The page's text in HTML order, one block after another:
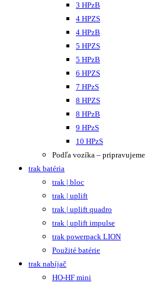
3 HPzB
4 HPZS
4 HPzB
5 HPZS
5 HPzB
6 HPZS
7 HPzS
8 HPZS
8 HPzB
9 HPzS
10 HPzS
Podľa vozíka – pripravujeme
trak batéria
trak | bloc
trak | uplift
trak | uplift quadro
trak | uplift impulse
trak powerpack LION
Použité batérie
trak nabíjač
HO-HF mini